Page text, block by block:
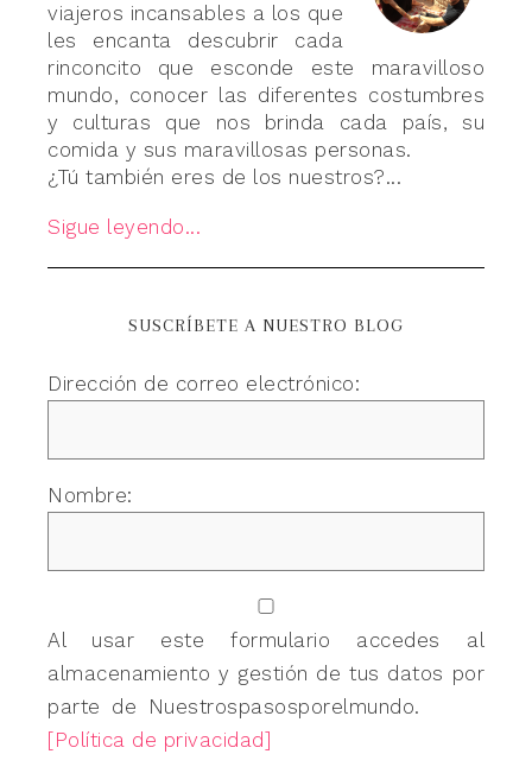
viajeros incansables a los que
les encanta descubrir cada
rinconcito que esconde este maravilloso
mundo, conocer las diferentes costumbres
y culturas que nos brinda cada país, su
comida y sus maravillosas personas.
¿Tú también eres de los nuestros?...
Sigue leyendo...
SUSCRÍBETE A NUESTRO BLOG
Dirección de correo electrónico:
Nombre:
Al usar este formulario accedes al
almacenamiento y gestión de tus datos por
parte de Nuestrospasosporelmundo.
[Política de privacidad]